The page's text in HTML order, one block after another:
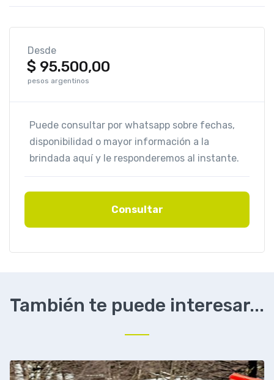
Desde
$ 95.500,00
pesos argentinos
Consultar
También te puede interesar...